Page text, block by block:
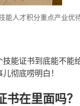
技能人才积分重点产业优
能证书到底能不
彻底唠明白！
在里面吗？